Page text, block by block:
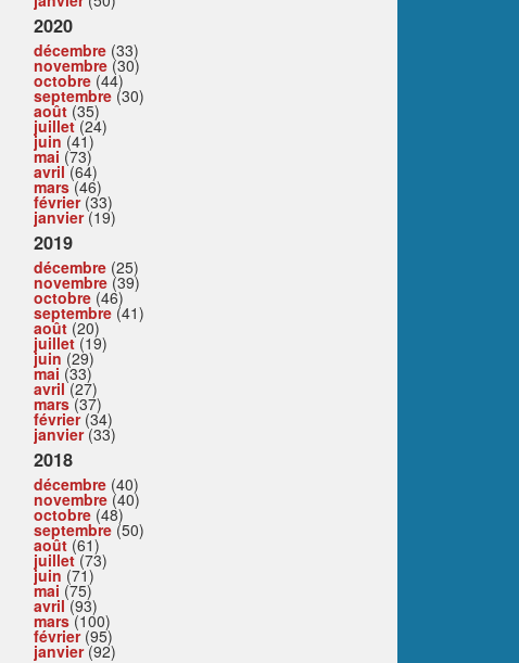
2020
décembre (33)
novembre (30)
octobre (44)
septembre (30)
août (35)
juillet(24)
juin (41)
mai (73)
avril(64)
mars(46)
février(33)
janvier(19)
2019
décembre (25)
novembre (39)
octobre (46)
septembre (41)
août (20)
juillet(19)
juin (29)
mai (33)
avril(27)
mars(37)
février(34)
janvier(33)
2018
décembre (40)
novembre (40)
octobre (48)
septembre (50)
août (61)
juillet(73)
juin (71)
mai (75)
avril(93)
mars(100)
février(95)
janvier(92)